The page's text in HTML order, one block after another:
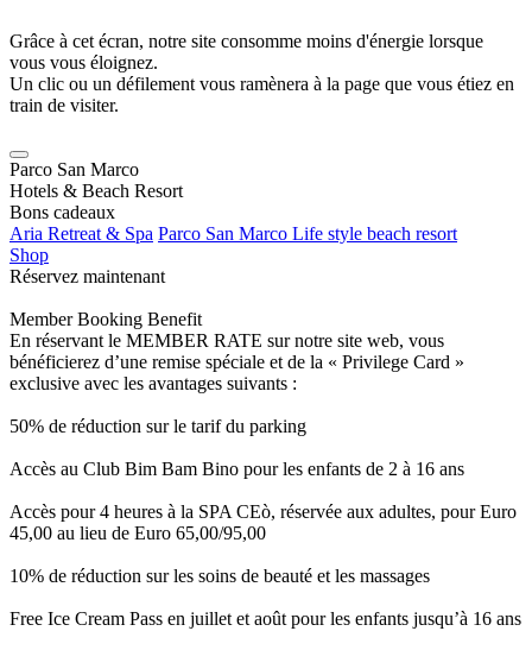
Grâce à cet écran, notre site consomme moins d'énergie lorsque
vous vous éloignez.
Un clic ou un défilement vous ramènera à la page que vous étiez en
train de visiter.
Parco San Marco
Hotels & Beach Resort
Bons cadeaux
Aria Retreat & Spa Parco San Marco Life style beach resort
Shop
Réservez maintenant
Member Booking Benefit
En réservant le MEMBER RATE sur notre site web, vous
bénéficierez d’une remise spéciale et de la « Privilege Card »
exclusive avec les avantages suivants :
50% de réduction sur le tarif du parking
Accès au Club Bim Bam Bino pour les enfants de 2 à 16 ans
Accès pour 4 heures à la SPA CEò, réservée aux adultes, pour Euro
45,00 au lieu de Euro 65,00/95,00
10% de réduction sur les soins de beauté et les massages
Free Ice Cream Pass en juillet et août pour les enfants jusqu’à 16 ans